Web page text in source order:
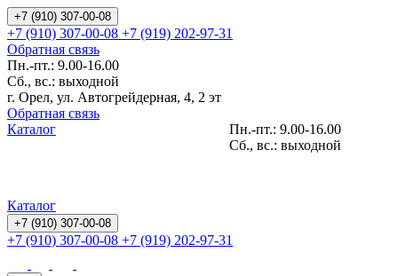
+7 (910) 307-00-08
+7 (910) 307-00-08 +7 (919) 202-97-31
Обратная связь
Пн.-пт.: 9.00-16.00
Сб., вс.: выходной
г. Орел, ул. Автогрейдерная, 4, 2 эт
Обратная связь
Пн.-пт.: 9.00-16.00
Сб., вс.: выходной
Каталог
Каталог
+7 (910) 307-00-08
+7 (910) 307-00-08 +7 (919) 202-97-31